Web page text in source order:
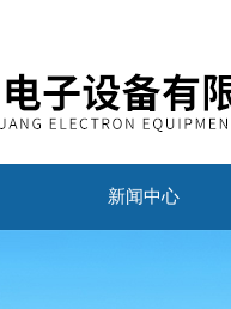
新闻中心